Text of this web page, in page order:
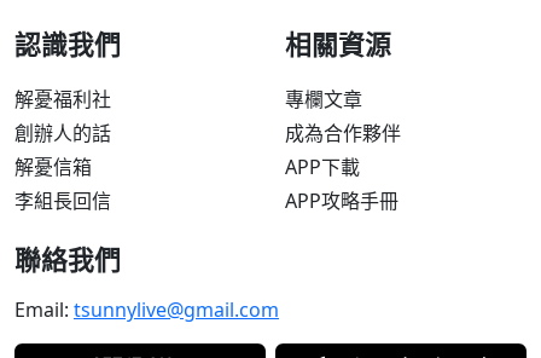
認識我們
解憂福利社
創辦人的話
解憂信箱
李組長回信
相關資源
專欄文章
成為合作夥伴
APP下載
APP攻略手冊
聯絡我們
Email: tsunnylive@gmail.com